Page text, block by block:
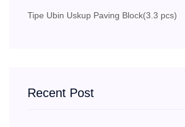
Tipe Ubin Uskup Paving Block(3.3 pcs)
Recent Post